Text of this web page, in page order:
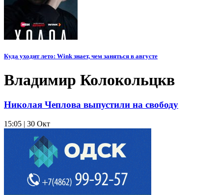
Куда уходит лето: Wink знает, чем заняться в августе
Владимир Колокольцкв
Николая Чеплова выпустили на свободу
15:05 | 30 Окт